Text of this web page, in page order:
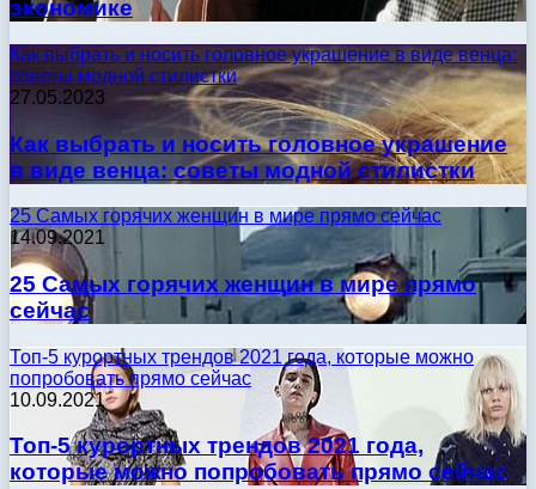
экономике
Как выбрать и носить головное украшение в виде венца:
советы модной стилистки
27.05.2023
Как выбрать и носить головное украшение
в виде венца: советы модной стилистки
25 Самых горячих женщин в мире прямо сейчас
14.09.2021
25 Самых горячих женщин в мире прямо
сейчас
Топ-5 курортных трендов 2021 года, которые можно
попробовать прямо сейчас
10.09.2021
Топ-5 курортных трендов 2021 года,
которые можно попробовать прямо сейчас